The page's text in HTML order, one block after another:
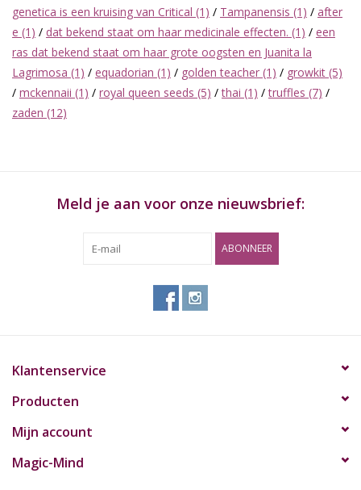
SEEDSHOP
Health Supplies
Psychedelic
genetica is een kruising van Critical (1) / Tampanensis (1) / after
e (1) / dat bekend staat om haar medicinale effecten. (1) / een
ras dat bekend staat om haar grote oogsten en Juanita la
Lagrimosa (1) / equadorian (1) / golden teacher (1) / growkit (5)
/ mckennaii (1) / royal queen seeds (5) /thai (1) /truffles (7) /
zaden (12)
Meld je aan voor onze nieuwsbrief:
ABONNEER
Klantenservice
Producten
Mijn account
Magic-Mind